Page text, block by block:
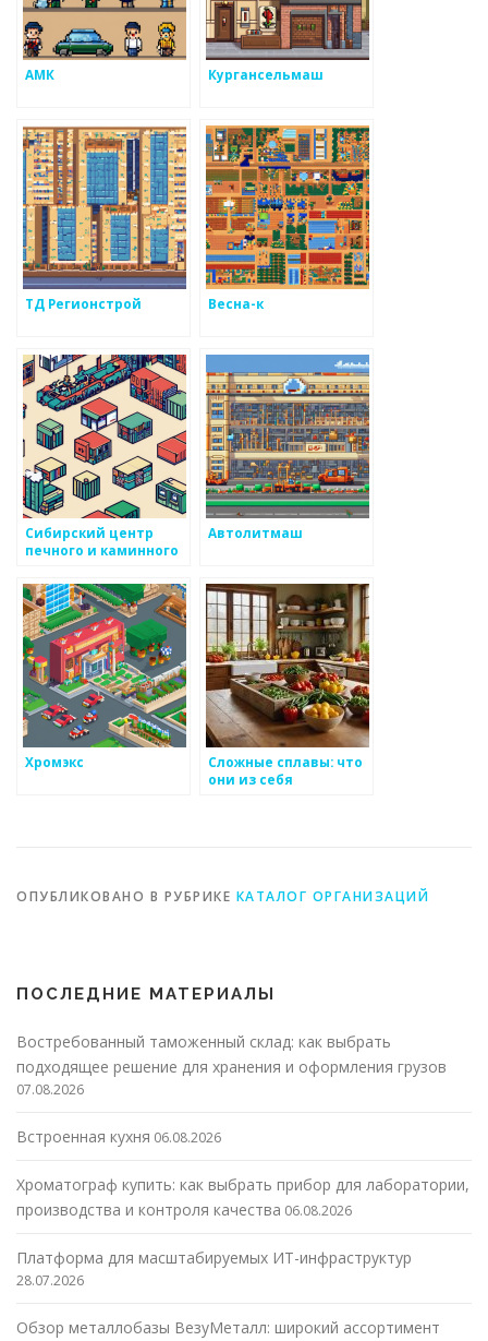
АМК Кургансельмаш
ТД Регионстрой Весна-к
Сибирский центр
печного и каминного
Автолитмаш
Хромэкс
Сложные сплавы: что
они из себя
ОПУБЛИКОВАНО В РУБРИКЕ КАТАЛОГ ОРГАНИЗАЦИЙ
ПОСЛЕДНИЕ МАТЕРИАЛЫ
Востребованный таможенный склад: как выбрать
подходящее решение для хранения и оформления грузов
07.08.2026
Встроенная кухня 06.08.2026
Хроматограф купить: как выбрать прибор для лаборатории,
производства и контроля качества 06.08.2026
Платформа для масштабируемых ИТ-инфраструктур
28.07.2026
Обзор металлобазы ВезуМеталл: широкий ассортимент